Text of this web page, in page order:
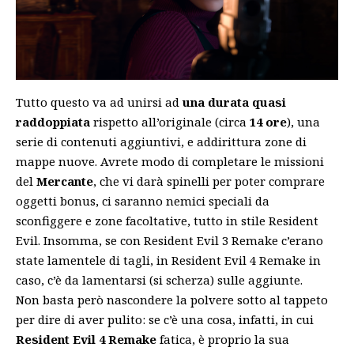
Tutto questo va ad unirsi ad una durata quasi
raddoppiata rispetto all’originale (circa 14 ore), una
serie di contenuti aggiuntivi, e addirittura zone di
mappe nuove. Avrete modo di completare le missioni
del Mercante, che vi darà spinelli per poter comprare
oggetti bonus, ci saranno nemici speciali da
sconfiggere e zone facoltative, tutto in stile Resident
Evil. Insomma, se con Resident Evil 3 Remake c’erano
state lamentele di tagli, in Resident Evil 4 Remake in
caso, c’è da lamentarsi (si scherza) sulle aggiunte.
Non basta però nascondere la polvere sotto al tappeto
per dire di aver pulito: se c’è una cosa, infatti, in cui
Resident Evil 4 Remake fatica, è proprio la sua